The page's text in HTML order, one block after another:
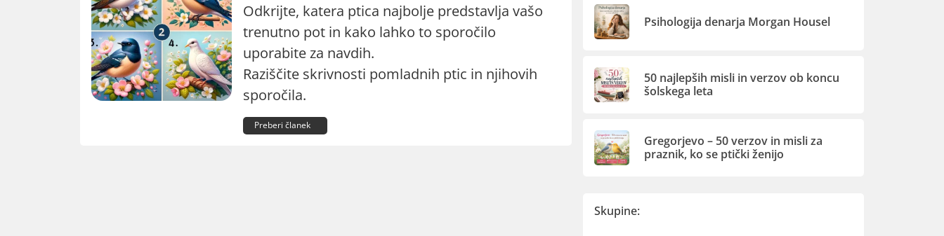
Odkrijte, katera ptica najbolje predstavlja vašo
trenutno pot in kako lahko to sporočilo
uporabite za navdih.
Raziščite skrivnosti pomladnih ptic in njihovih
sporočila.
Preberi članek
Psihologija denarja Morgan Housel
50 najlepših misli in verzov ob koncu
šolskega leta
Gregorjevo – 50 verzov in misli za
praznik, ko se ptički ženijo
Skupine: